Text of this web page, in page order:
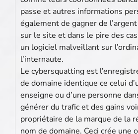
passe et autres informations
également de gagner de
sur le site et dans le pire des
un logiciel malveillant sur
l’internaute.
Le cybersquatting est
de domaine identique ce celui
enseigne ou d’une personne
générer du trafic et des gains
propriétaire de la marque de la
nom de domaine. Ceci crée une